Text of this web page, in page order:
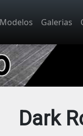
Modelos Galerias
Dark